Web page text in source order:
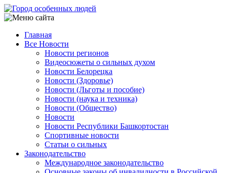
Перейти
к
содержанию
Main
navigation
Главная
Все Новости
Новости регионов
Видеосюжеты о сильных духом
Новости Белорецка
Новости (Здоровье)
Новости (Льготы и пособие)
Новости (наука и техника)
Новости (Общество)
Новости
Новости Республики Башкортостан
Спортивные новости
Статьи о сильных
Законодательство
Международное законодательство